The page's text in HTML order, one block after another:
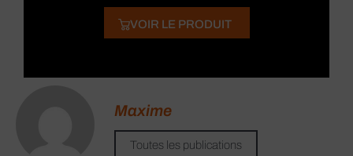
VOIR LE PRODUIT
Maxime
Toutes les publications